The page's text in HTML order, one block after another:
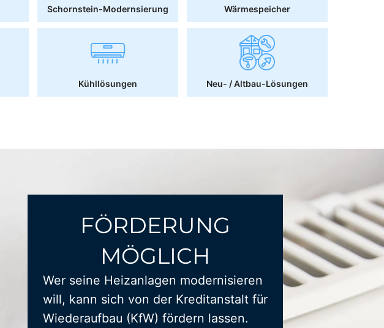
Schornstein-Modernsierung Wärmespeicher
Kühllösungen Neu- / Altbau-Lösungen
FÖRDERUNG
MÖGLICH
Wer seine Heizanlagen modernisieren
will, kann sich von der Kreditanstalt für
Wiederaufbau (KfW) fördern lassen.